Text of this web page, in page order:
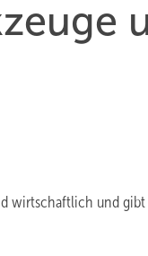
wirtschaftlich und gibt